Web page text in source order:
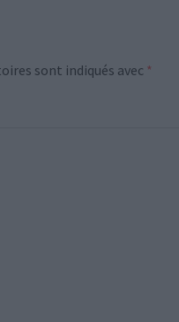
sont indiqués avec *